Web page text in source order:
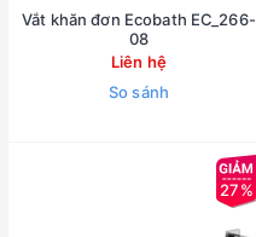
Vắt khăn đơn Ecobath EC_266-
08
Liên hệ
So sánh
27%